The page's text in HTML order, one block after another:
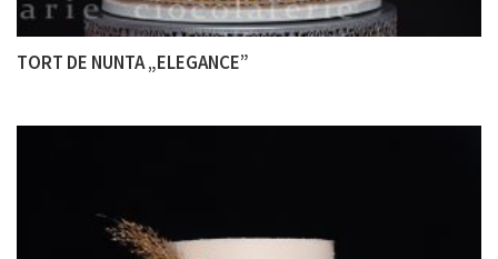
TORT DE NUNTA „ELEGANCE”